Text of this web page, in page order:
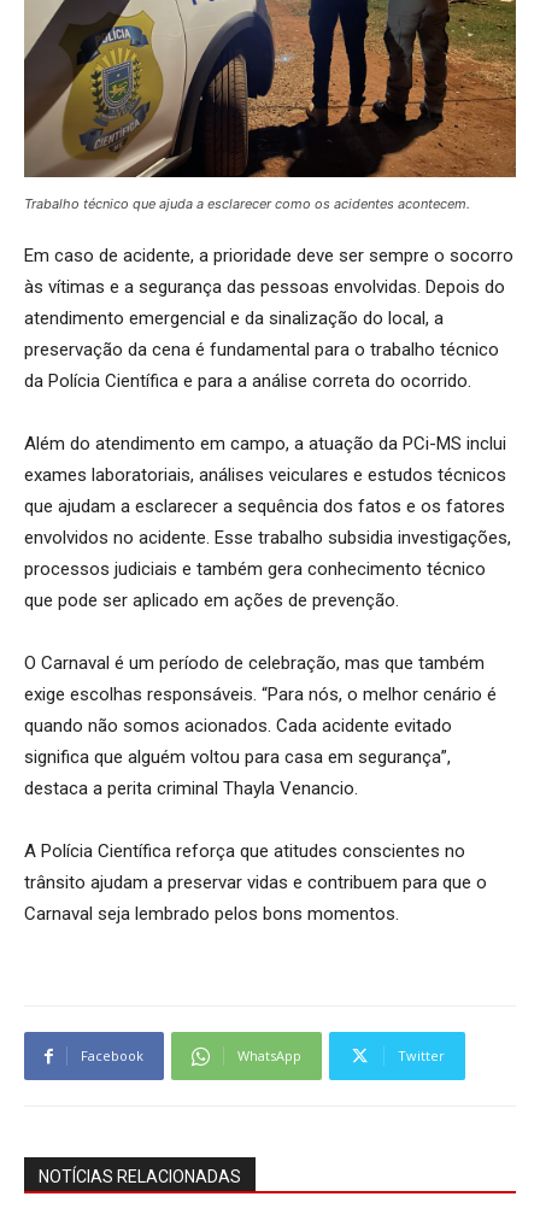
Trabalho técnico que ajuda a esclarecer como os acidentes acontecem.
Em caso de acidente, a prioridade deve ser sempre o socorro
às vítimas e a segurança das pessoas envolvidas. Depois do
atendimento emergencial e da sinalização do local, a
preservação da cena é fundamental para o trabalho técnico
da Polícia Científica e para a análise correta do ocorrido.
Além do atendimento em campo, a atuação da PCi-MS inclui
exames laboratoriais, análises veiculares e estudos técnicos
que ajudam a esclarecer a sequência dos fatos e os fatores
envolvidos no acidente. Esse trabalho subsidia investigações,
processos judiciais e também gera conhecimento técnico
que pode ser aplicado em ações de prevenção.
O Carnaval é um período de celebração, mas que também
exige escolhas responsáveis. “Para nós, o melhor cenário é
quando não somos acionados. Cada acidente evitado
significa que alguém voltou para casa em segurança”,
destaca a perita criminal Thayla Venancio.
A Polícia Científica reforça que atitudes conscientes no
trânsito ajudam a preservar vidas e contribuem para que o
Carnaval seja lembrado pelos bons momentos.
Facebook WhatsApp Twitter
NOTÍCIAS RELACIONADAS